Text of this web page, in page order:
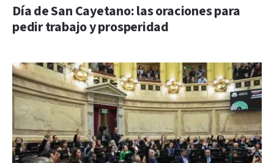
Día de San Cayetano: las oraciones para
pedir trabajo y prosperidad